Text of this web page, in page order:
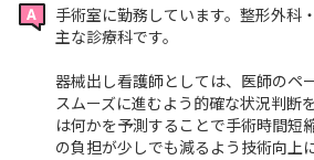
手術室に勤務しています。整形外科
主な診療科です。
器械出し看護師としては、医師のペ
スムーズに進むよう的確な状況判断
は何かを予測することで手術時間短
の負担が少しでも減るよう技術向上